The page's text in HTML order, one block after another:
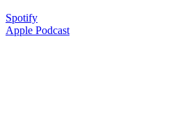
Spotify
Apple Podcast